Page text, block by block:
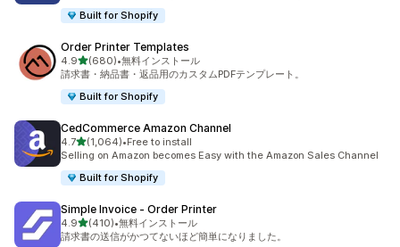
Built for Shopify
Order Printer Templates
4.95つ星中
(680)
合計レビュー数：680件
•無料インストール
請求書・納品書・返品用のカスタムPDFテンプレート。
Built for Shopify
CedCommerce Amazon Channel
4.75つ星中
(1,064)
合計レビュー数：1064件
•Free to install
Selling on Amazon becomes Easy with the Amazon Sales Channel
Built for Shopify
Simple Invoice ‑ Order Printer
4.95つ星中
(410)
合計レビュー数：410件
•無料インストール
請求書の送信がかつてないほど簡単になりました。